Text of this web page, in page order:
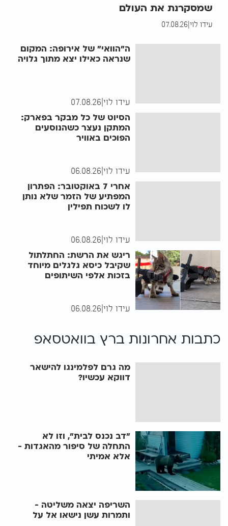
שמסקרנת את העולם
עידו לוי 07.08.26
ה"הוואי" של אירופה: המקום
שנראה כאילו יצא מתוך גלויה
עידו לוי 07.08.26
הסיוט של כל מבקר בפארק:
המתקן נעצר כשהנוסעים
הפוכים באוויר
עידו לוי 06.08.26
אחרי 7 באוקטובר: הפתרון
המפתיע של הזמר שלא נותן
לו לשכוח תפילין
עידו לוי 06.08.26
ריגש את הרשת: החתלתול
שקיבל כיסא גלגלים מיוחד
בזכות אלפי השיתופים
עידו לוי 06.08.26
כתבות אחרונות ברץ בוואטסאפ
מה גרם לפלמינגו להישאר
דווקא עכשיו?
"דב נכנס לבית", וזו לא
התחלה של סיפור מהאגדות -
אלא אמיתי
השריפה יצאה משליטה -
ותמרות עשן נישאו אל על